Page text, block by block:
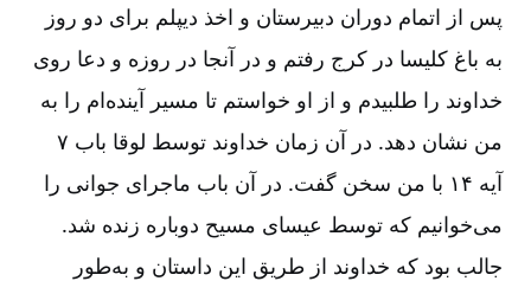
پس از اتمام دوران دبیرستان و اخذ دیپلم برای دو روز
به باغ کلیسا در کرج رفتم و در آنجا در روزه و دعا روی
خداوند را طلبیدم و از او خواستم تا مسیر آینده‌‌ام را به
من نشان دهد. در آن زمان خداوند توسط لوقا باب ۷
آیه ۱۴ با من سخن گفت. در آن باب ماجرای جوانی را
می‌‌خوانیم که توسط عیسای مسیح دوباره زنده شد.
جالب بود که خداوند از طریق این داستان و به‌‌طور